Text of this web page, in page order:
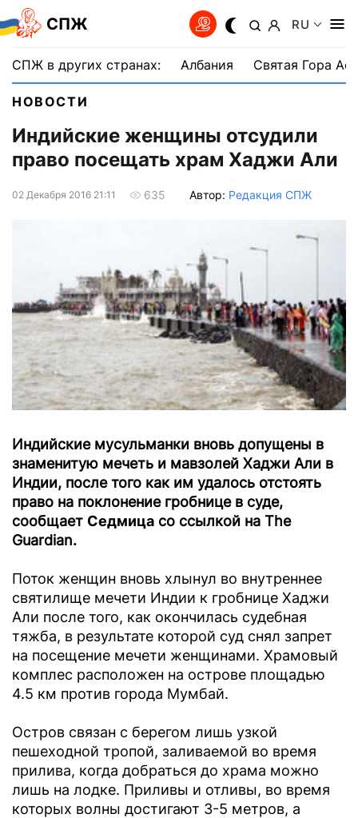
СПЖ RU
СПЖ в других странах: Албания Святая Гора
НОВОСТИ
Индийские женщины отсудили
право посещать храм Хаджи Али
02 Декабря 2016 21:11 635 Автор: Редакция СПЖ
Индийские мусульманки вновь допущены в
знаменитую мечеть и мавзолей Хаджи Али в
Индии, после того как им удалось отстоять
право на поклонение гробнице в суде,
сообщает Седмица со ссылкой на The
Guardian.
Поток женщин вновь хлынул во внутреннее
святилище мечети Индии к гробнице Хаджи
Али после того, как окончилась судебная
тяжба, в результате которой суд снял запрет
на посещение мечети женщинами. Храмовый
комплес расположен на острове площадью
4.5 км против города Мумбай.
Остров связан с берегом лишь узкой
пешеходной тропой, заливаемой во время
прилива, когда добраться до храма можно
лишь на лодке. Приливы и отливы, во время
которых волны достигают 3-5 метров, а